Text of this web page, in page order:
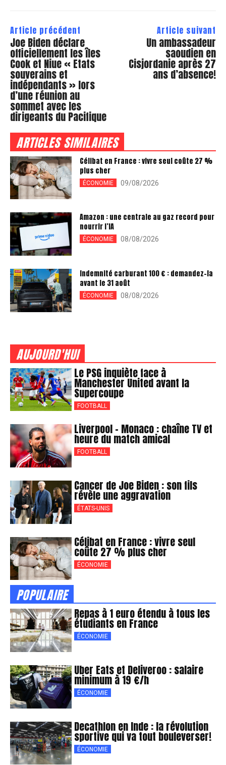
Article précédent
Joe Biden déclare
officiellement les îles
Cook et Niue « Etats
souverains et
indépendants » lors
d’une réunion au
sommet avec les
dirigeants du Pacifique
Article suivant
Un ambassadeur
saoudien en
Cisjordanie après 27
ans d’absence!
ARTICLES SIMILAIRES
Célibat en France : vivre seul coûte 27 %
plus cher
ÉCONOMIE 09/08/2026
Amazon : une centrale au gaz record pour
nourrir l’IA
ÉCONOMIE 08/08/2026
Indemnité carburant 100 € : demandez-la
avant le 31 août
ÉCONOMIE 08/08/2026
AUJOURD'HUI
Le PSG inquiète face à
Manchester United avant la
Supercoupe
FOOTBALL
Liverpool – Monaco : chaîne TV et
heure du match amical
FOOTBALL
Cancer de Joe Biden : son fils
révèle une aggravation
ÉTATS-UNIS
Célibat en France : vivre seul
coûte 27 % plus cher
ÉCONOMIE
POPULAIRE
Repas à 1 euro étendu à tous les
étudiants en France
ÉCONOMIE
Uber Eats et Deliveroo : salaire
minimum à 19 €/h
ÉCONOMIE
Decathlon en Inde : la révolution
sportive qui va tout bouleverser!
ÉCONOMIE